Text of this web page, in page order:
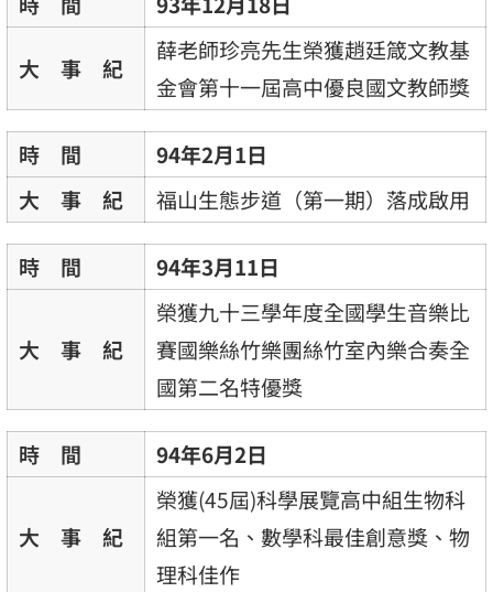
大 事 紀
薛老師珍亮先生榮獲趙廷箴文教基
金會第十一屆高中優良國文教師獎
時 間
94年2月1日
大 事 紀
福山生態步道（第一期）落成啟用
時 間 94年3月11日
大 事 紀
榮獲九十三學年度全國學生音樂比
賽國樂絲竹樂團絲竹室內樂合奏全
國第二名特優獎
時 間 94年6月2日
大 事 紀
榮獲(45屆)科學展覽高中組生物科
組第一名、數學科最佳創意獎、物
理科佳作